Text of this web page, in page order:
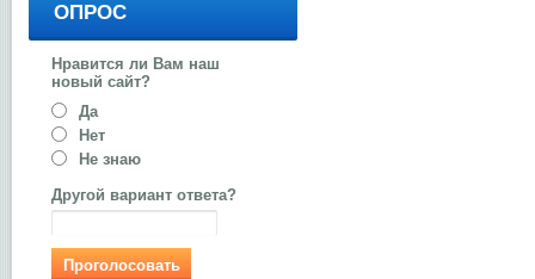
ОПРОС
Нравится ли Вам наш
новый сайт?
Да
Нет
Не знаю
Другой вариант ответа?